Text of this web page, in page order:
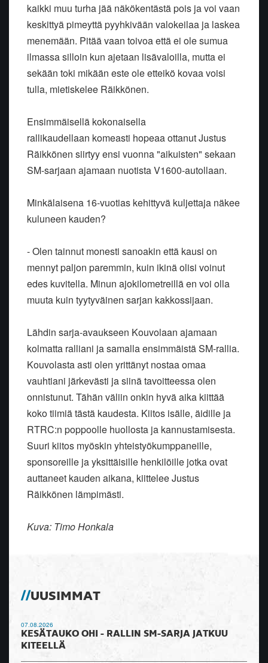
kaikki muu turha jää näkökentästä pois ja voi vaan
keskittyä pimeyttä pyyhkivään valokeilaa ja laskea
menemään. Pitää vaan toivoa että ei ole sumua
ilmassa silloin kun ajetaan lisävaloilla, mutta ei
sekään toki mikään este ole etteikö kovaa voisi
tulla, mietiskelee Räikkönen.
Ensimmäisellä kokonaisella
rallikaudellaan komeasti hopeaa ottanut Justus
Räikkönen siirtyy ensi vuonna "aikuisten" sekaan
SM-sarjaan ajamaan nuotista V1600-autollaan.
Minkälaisena 16-vuotias kehittyvä kuljettaja näkee
kuluneen kauden?
- Olen tainnut monesti sanoakin että kausi on
mennyt paljon paremmin, kuin ikinä olisi voinut
edes kuvitella. Minun ajokilometreillä en voi olla
muuta kuin tyytyväinen sarjan kakkossijaan.
Lähdin sarja-avaukseen Kouvolaan ajamaan
kolmatta ralliani ja samalla ensimmäistä SM-rallia.
Kouvolasta asti olen yrittänyt nostaa omaa
vauhtiani järkevästi ja siinä tavoitteessa olen
onnistunut. Tähän väliin onkin hyvä aika kiittää
koko tiimiä tästä kaudesta. Kiitos isälle, äidille ja
RTRC:n poppoolle huollosta ja kannustamisesta.
Suuri kiitos myöskin yhteistyökumppaneille,
sponsoreille ja yksittäisille henkilöille jotka ovat
auttaneet kauden aikana, kiittelee Justus
Räikkönen lämpimästi.
Kuva: Timo Honkala
UUSIMMAT
07.08.2026
KESÄTAUKO OHI - RALLIN SM-SARJA JATKUU
KITEELLÄ